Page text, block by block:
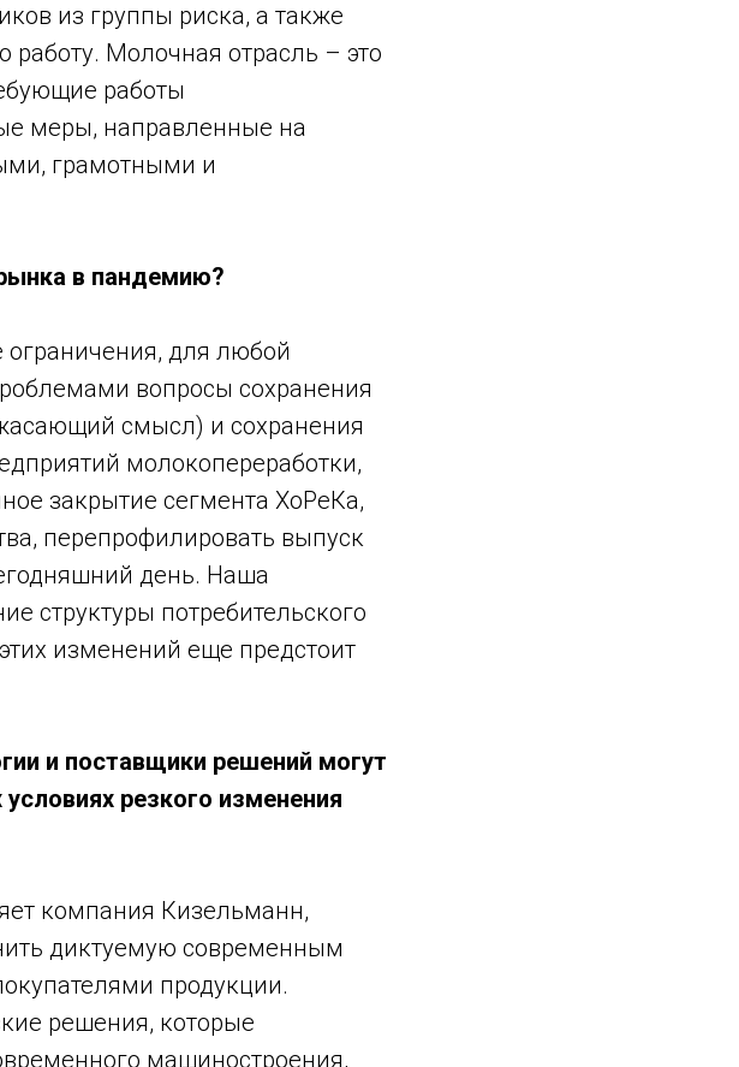
из группы риска, а также
работу. Молочная отрасль – это
работы
меры, направленные на
грамотными и
в пандемию?
ограничения, для любой
вопросы сохранения
смысл) и сохранения
молокопереработки,
закрытие сегмента ХоРеКа,
перепрофилировать выпуск
день. Наша
структуры потребительского
изменений еще предстоит
и поставщики решений могут
резкого изменения
компания Кизельманн,
диктуемую современным
продукции.
решения, которые
машиностроения,